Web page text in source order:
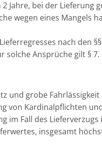
Jahre, bei der Lieferung
wegen eines Mangels
nach den §§
solche Ansprüche gilt § 7.
und grobe Fahrlässigkeit
von Kardinalpflichten
im Fall des
insgesamt